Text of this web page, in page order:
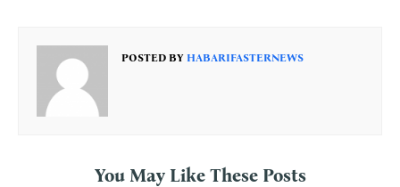
POSTED BY HABARIFASTERNEWS
You May Like These Posts